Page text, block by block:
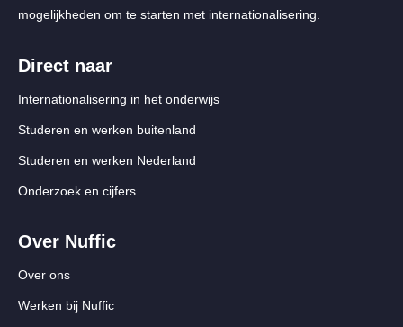
mogelijkheden om te starten met internationalisering.
Direct naar
Internationalisering in het onderwijs
Studeren en werken buitenland
Studeren en werken Nederland
Onderzoek en cijfers
Over Nuffic
Over ons
Werken bij Nuffic